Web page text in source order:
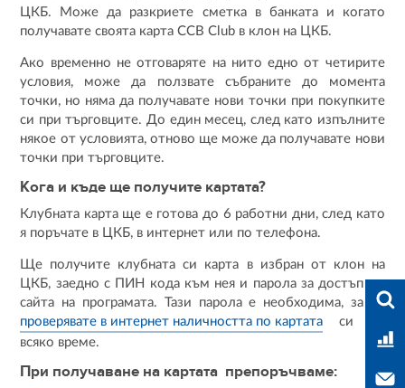
ЦКБ. Може да разкриете сметка в банката и когато
получавате своята карта CCB Club в клон на ЦКБ.
Ако временно не отговаряте на нито едно от четирите
условия, може да ползвате събраните до момента
точки, но няма да получавате нови точки при покупките
си при търговците. До един месец, след като изпълните
някое от условията, отново ще може да получавате нови
точки при търговците.
Кога и къде ще получите картата?
Клубната карта ще е готова до 6 работни дни, след като
я поръчате в ЦКБ, в интернет или по телефона.
Ще получите клубната си карта в избран от клон на
ЦКБ, заедно с ПИН кода към нея и парола за достъп до
сайта на програмата. Тази парола е необходима, за да
проверявате в интернет наличността по картата си по
всяко време.
При получаване на картата препоръчваме: